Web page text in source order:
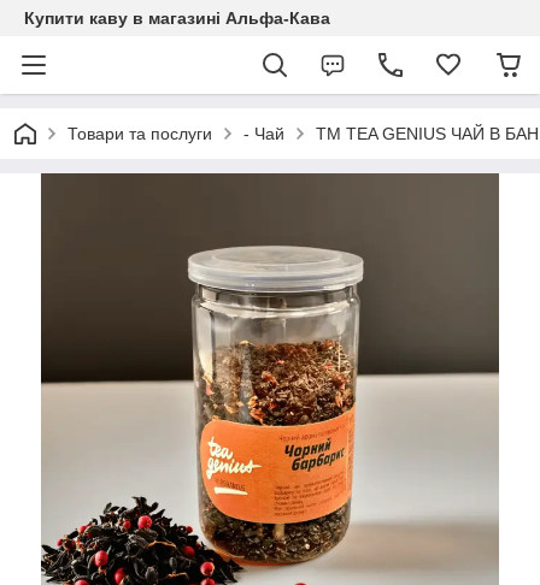
Купити каву в магазині Альфа-Кава
Товари та послуги - Чай TM TEA GENIUS ЧАЙ В